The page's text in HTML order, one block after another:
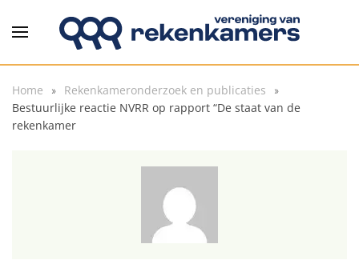
Overslaan en naar de inhoud gaan
Home
Rekenkameronderzoek en publicaties
Bestuurlijke reactie NVRR op rapport “De staat van de
rekenkamer